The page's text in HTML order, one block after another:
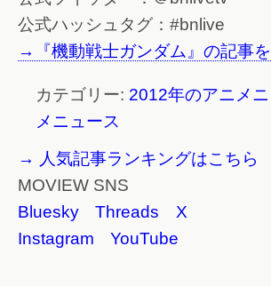
公式ハッシュタグ：#bnlive
→『機動戦士ガンダム』の記事
カテゴリー: 2012年のアニメ
メニュース
→ 人気記事ランキングはこちら
MOVIEW SNS
Bluesky
Threads
X
Instagram
YouTube